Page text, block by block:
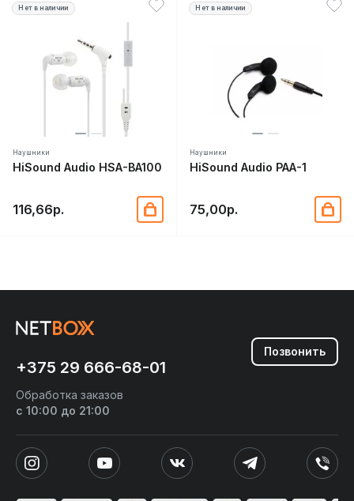
Нет в наличии
Наушники
HiSound Audio HSA-BA100
116,66р.
Нет в наличии
Наушники
HiSound Audio PAA-1
75,00р.
+375 29 666-68-01
Позвонить
Обработка заказов
с 10:00 до 21:00